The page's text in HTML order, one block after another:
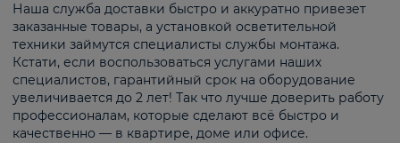
Наша служба доставки быстро и аккуратно привезет
заказанные товары, а установкой осветительной
техники займутся специалисты службы монтажа.
Кстати, если воспользоваться услугами наших
специалистов, гарантийный срок на оборудование
увеличивается до 2 лет! Так что лучше доверить работу
профессионалам, которые сделают всё быстро и
качественно — в квартире, доме или офисе.